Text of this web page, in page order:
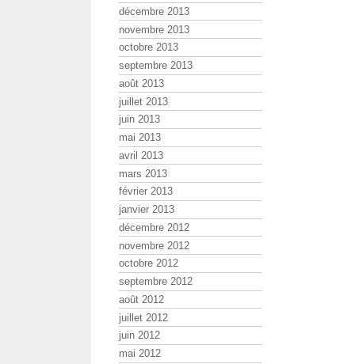
décembre 2013
novembre 2013
octobre 2013
septembre 2013
août 2013
juillet 2013
juin 2013
mai 2013
avril 2013
mars 2013
février 2013
janvier 2013
décembre 2012
novembre 2012
octobre 2012
septembre 2012
août 2012
juillet 2012
juin 2012
mai 2012